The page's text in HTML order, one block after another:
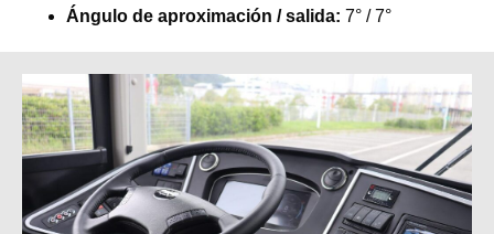
Ángulo de aproximación / salida: 7° / 7°